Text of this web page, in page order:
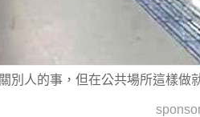
別人的事，但在公共場所這樣做